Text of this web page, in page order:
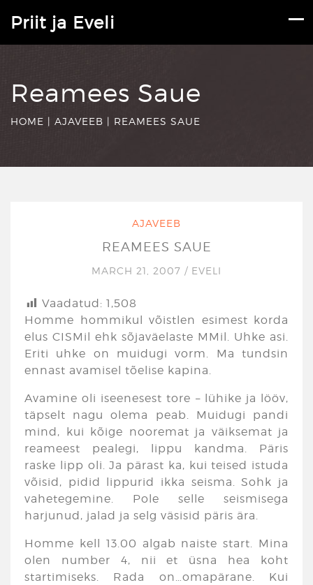
Priit ja Eveli
Reamees Saue
HOME | AJAVEEB | REAMEES SAUE
AJAVEEB
REAMEES SAUE
MARCH 21, 2007 / EVELI
Vaadatud: 1,508
Homme hommikul võistlen esimest korda
elus CISMil ehk sõjaväelaste MMil. Uhke asi.
Eriti uhke on muidugi vorm. Ma tundsin
ennast avamisel tõelise kapina.
Avamine oli iseenesest tore – lühike ja lööv,
täpselt nagu olema peab. Muidugi pandi
mind, kui kõige nooremat ja väiksemat ja
reameest pealegi, lippu kandma. Päris
raske lipp oli. Ja pärast ka, kui teised istuda
võisid, pidid lippurid ikka seisma. Sohk ja
vahetegemine. Pole selle seismisega
harjunud, jalad ja selg väsisid päris ära.
Homme kell 13.00 algab naiste start. Mina
olen number 4, nii et üsna hea koht
startimiseks. Rada on…omapärane. Kui